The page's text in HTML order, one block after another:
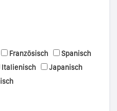
Französisch
Spanisch
Italienisch
Japanisch